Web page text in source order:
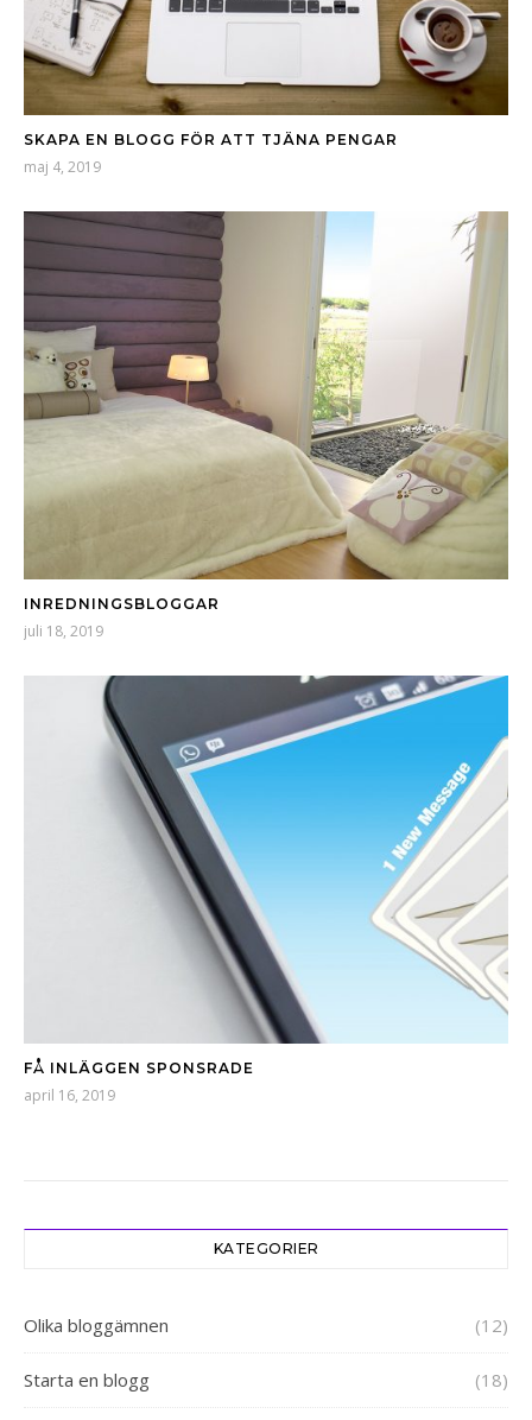
SKAPA EN BLOGG FÖR ATT TJÄNA PENGAR
maj 4, 2019
INREDNINGSBLOGGAR
juli 18, 2019
FÅ INLÄGGEN SPONSRADE
april 16, 2019
KATEGORIER
Olika bloggämnen (12)
Starta en blogg (18)